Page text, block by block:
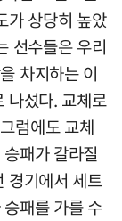
가 상당히 높았
선수들은 우리
차지하는 이
나섰다. 교체로
럼에도 교체
패가 갈라질
경기에서 세트
패를 가를 수